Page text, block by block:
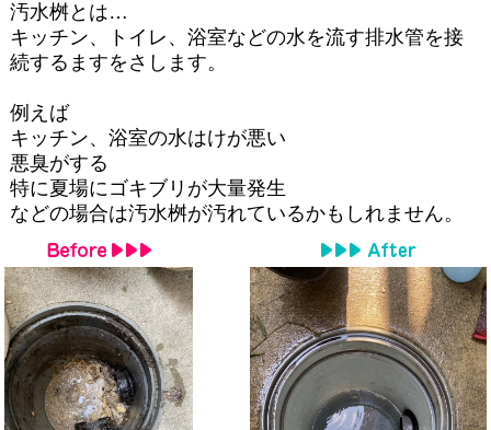
汚水桝とは…
キッチン、トイレ、浴室などの水を流す排水管を接
続するますをさします。
例えば
キッチン、浴室の水はけが悪い
悪臭がする
特に夏場にゴキブリが大量発生
などの場合は汚水桝が汚れているかもしれません。